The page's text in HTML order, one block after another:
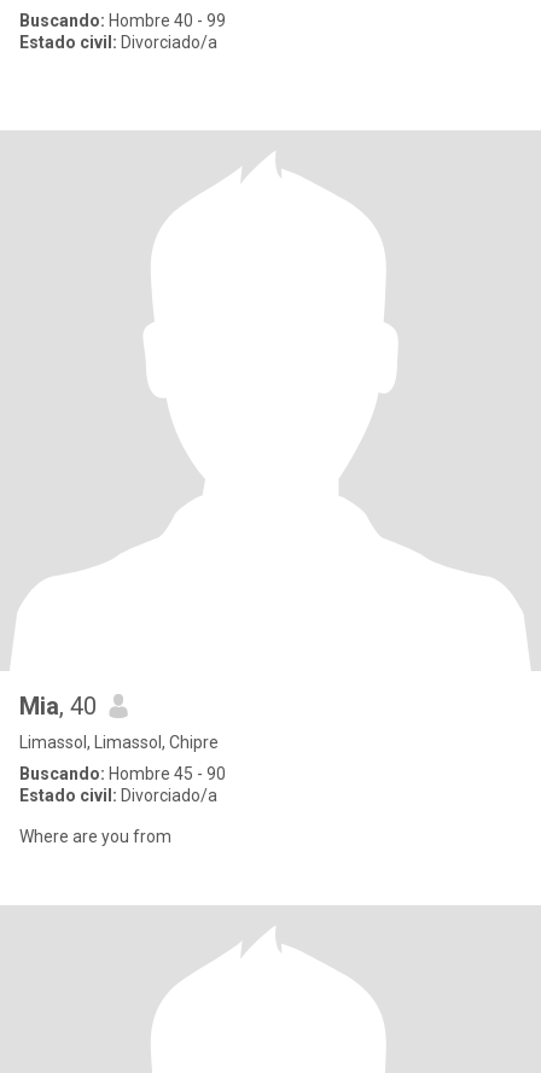
Buscando: Hombre 40 - 99
Estado civil: Divorciado/a
Mia, 40
Limassol, Limassol, Chipre
Buscando: Hombre 45 - 90
Estado civil: Divorciado/a
Where are you from